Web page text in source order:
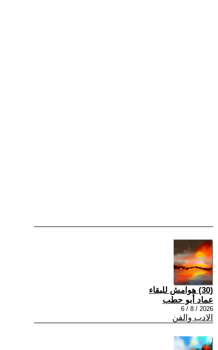
(30) هوامش للبقاء
عماد أبو حطب
2026 / 8 / 6
الادب والفن